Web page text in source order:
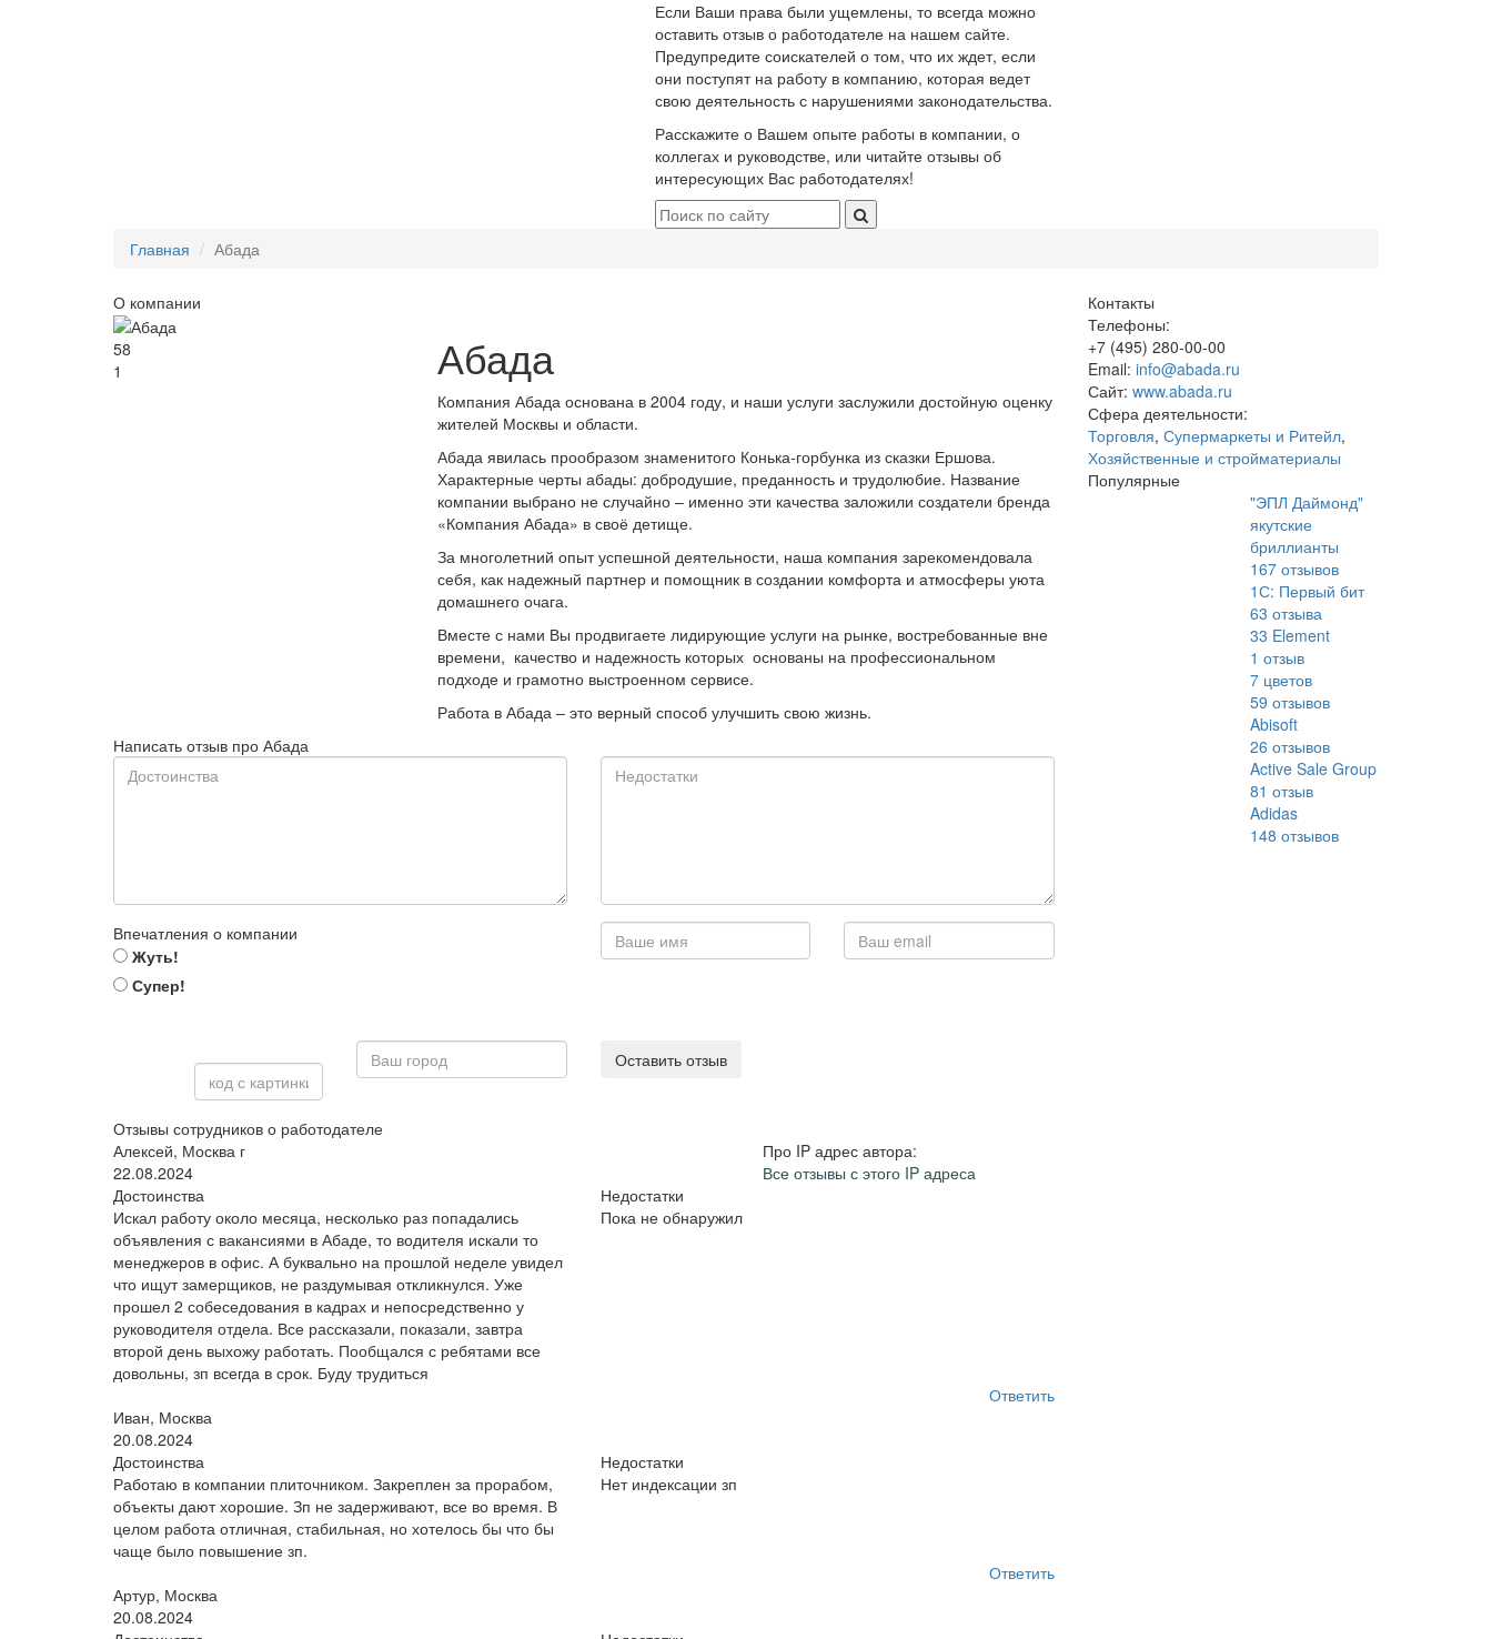
Если Ваши права были ущемлены, то всегда можно
оставить отзыв о работодателе на нашем сайте.
Предупредите соискателей о том, что их ждет, если
они поступят на работу в компанию, которая ведет
свою деятельность с нарушениями законодательства.
Расскажите о Вашем опыте работы в компании, о
коллегах и руководстве, или читайте отзывы об
интересующих Вас работодателях!
Главная Абада
О компании
58
1
Абада
Компания Абада основана в 2004 году, и наши услуги заслужили достойную оценку
жителей Москвы и области.
Абада явилась прообразом знаменитого Конька-горбунка из сказки Ершова.
Характерные черты абады: добродушие, преданность и трудолюбие. Название
компании выбрано не случайно – именно эти качества заложили создатели бренда
«Компания Абада» в своё детище.
За многолетний опыт успешной деятельности, наша компания зарекомендовала
себя, как надежный партнер и помощник в создании комфорта и атмосферы уюта
домашнего очага.
Вместе с нами Вы продвигаете лидирующие услуги на рынке, востребованные вне
времени, качество и надежность которых основаны на профессиональном
подходе и грамотно выстроенном сервисе.
Работа в Абада – это верный способ улучшить свою жизнь.
Написать отзыв про Абада
Впечатления о компании
Жуть!
Супер!
Оставить отзыв
Отзывы сотрудников о работодателе
Алексей, Москва г
22.08.2024
Про IP адрес автора:
Все отзывы с этого IP адреса
Достоинства
Искал работу около месяца, несколько раз попадались
объявления с вакансиями в Абаде, то водителя искали то
менеджеров в офис. А буквально на прошлой неделе увидел
что ищут замерщиков, не раздумывая откликнулся. Уже
прошел 2 собеседования в кадрах и непосредственно у
руководителя отдела. Все рассказали, показали, завтра
второй день выхожу работать. Пообщался с ребятами все
довольны, зп всегда в срок. Буду трудиться
Недостатки
Пока не обнаружил
Ответить
Иван, Москва
20.08.2024
Достоинства
Работаю в компании плиточником. Закреплен за прорабом,
объекты дают хорошие. Зп не задерживают, все во время. В
целом работа отличная, стабильная, но хотелось бы что бы
чаще было повышение зп.
Недостатки
Нет индексации зп
Ответить
Артур, Москва
20.08.2024
Контакты
Телефоны:
+7 (495) 280-00-00
Email: info@abada.ru
Сайт: www.abada.ru
Сфера деятельности:
Торговля, Супермаркеты и Ритейл,
Хозяйственные и стройматериалы
Популярные
"ЭПЛ Даймонд"
якутские
бриллианты
167отзывов
1С: Первый бит
63 отзыва
33 Element
1 отзыв
7 цветов
59 отзывов
Abisoft
26 отзывов
Active Sale Group
81 отзыв
Adidas
148 отзывов